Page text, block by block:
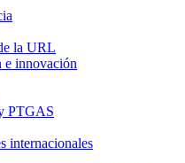
la URL
e innovación
PTGAS
internacionales